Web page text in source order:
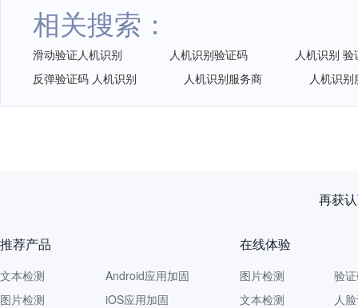
相关搜索：
滑动验证人机识别 人机识别验证码
人机识别 验
反弹验证码 人机识别
人机识别服务商 人机识别
再获
推荐产品
文本检测
图片检测
Android应用加固
iOS应用加固
在线体验
图片检测
文本检测
验
人